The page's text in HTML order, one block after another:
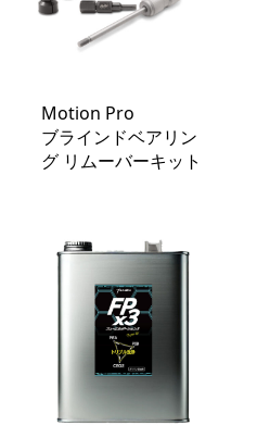
Motion Pro
ブラインドベアリン
グ リムーバーキット